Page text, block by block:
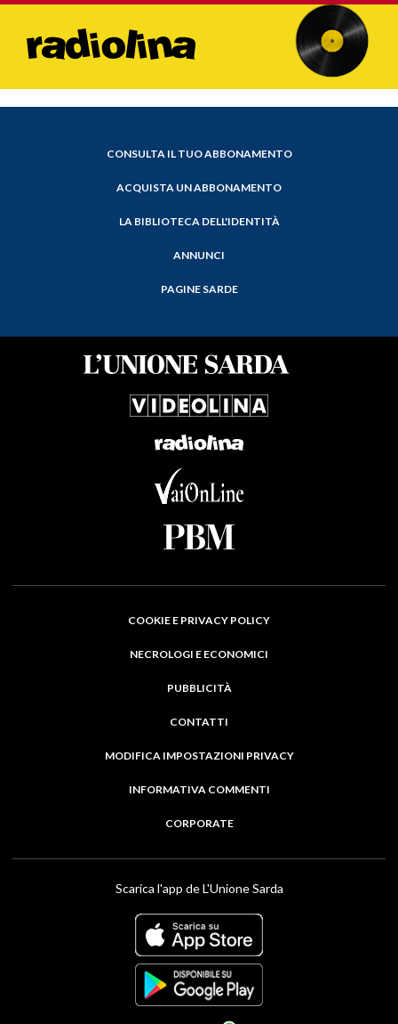
CONSULTA IL TUO ABBONAMENTO
ACQUISTA UN ABBONAMENTO
LA BIBLIOTECA DELL'IDENTITÀ
ANNUNCI
PAGINE SARDE
COOKIE E PRIVACY POLICY
NECROLOGI E ECONOMICI
PUBBLICITÀ
CONTATTI
MODIFICA IMPOSTAZIONI PRIVACY
INFORMATIVA COMMENTI
CORPORATE
Scarica l'app de L'Unione Sarda